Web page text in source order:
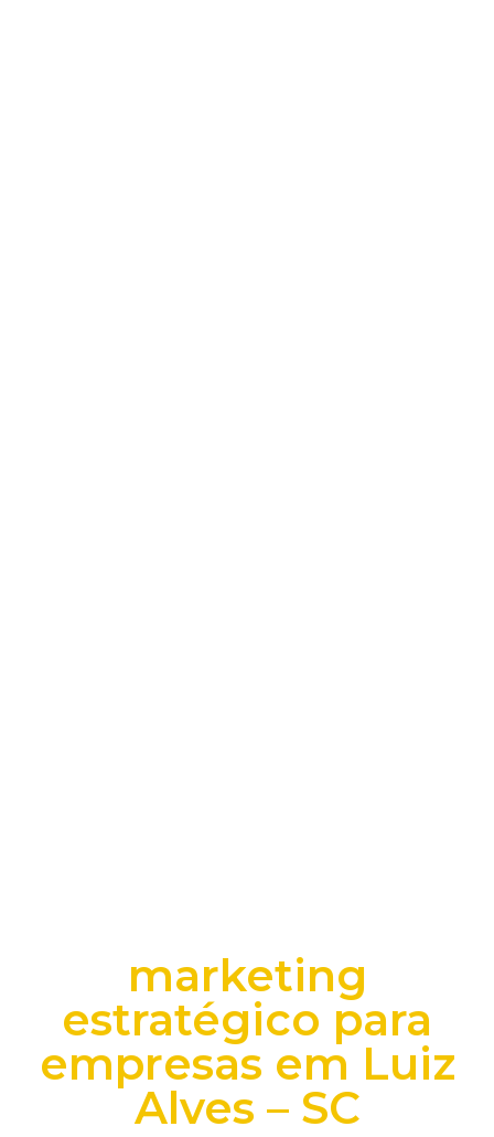
marketing
estratégico para
empresas em Luiz
Alves – SC